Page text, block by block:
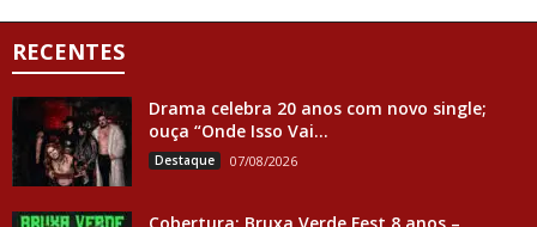
RECENTES
Drama celebra 20 anos com novo single;
ouça “Onde Isso Vai...
Destaque 07/08/2026